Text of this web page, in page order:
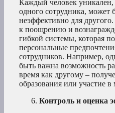
Каждый человек уникален,
одного сотрудника, может
неэффективно для
к поощрению и
гибкой системы, которая
персональные
сотрудников. Например,
быть важна возможность
время как другому –
образования или участие
Контроль и оценка